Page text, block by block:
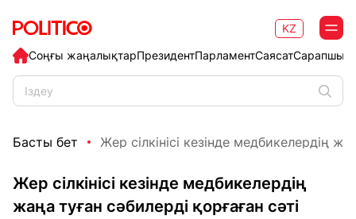
Соңғы жаңалықтарПрезидентПарламентСаясат
KZ
Басты бет Жер сілкінісі кезінде медбикелердің
Жер сілкінісі кезінде медбикелердің
жаңа туған сәбилерді қорғаған сәті